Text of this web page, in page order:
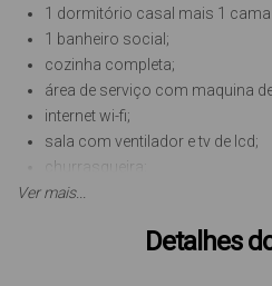
1 dormitório casal mais 1
1 banheiro social;
cozinha completa;
área de serviço com maquina
internet wi-fi;
sala com ventilador e tv de lcd;
churrasqueira;
1 vaga de estacionamento,
Localizado a 170 metros da praia.
Ver mais...
Detalhes